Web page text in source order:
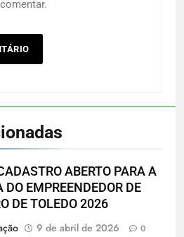
ABERTO PARA A
DO EMPREENDEDOR DE
DE TOLEDO 2026
9 de abril de 2026 0